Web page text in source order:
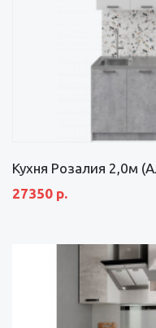
Кухня Розалия 2,0м
27350 р.